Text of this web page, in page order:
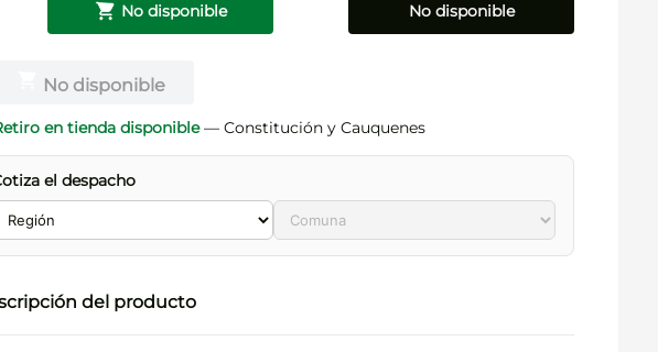
No disponible No disponible
No disponible
en tienda disponible— Constitución y Cauquenes
el despacho
del producto